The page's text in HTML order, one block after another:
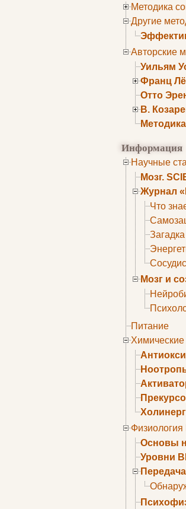
Методика
Другие
Авторские
Уильям
Франц
Отто
В.
Информация
Научные
Мозг.
Журнал
Что
Мозг и
Питание
Физиология
Основы
Уровни